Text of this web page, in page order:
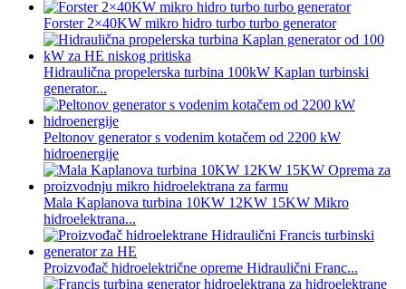
Forster 2×40KW mikro hidro turbo turbo generator
Hidraulična propelerska turbina 100kW Kaplan turbinski
generator...
Peltonov generator s vodenim kotačem od 2200 kW
hidroenergije
Mala Kaplanova turbina 10KW 12KW 15KW Mikro
hidroelektrana...
Proizvođač hidroelektrične opreme Hidraulični Franc...